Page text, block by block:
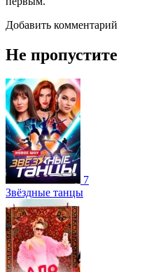
Добавить комментарий
Не пропустите
7
Звёздные танцы